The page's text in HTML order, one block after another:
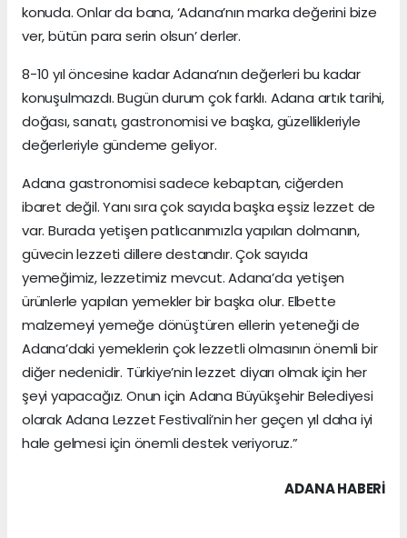
konuda. Onlar da bana, ‘Adana’nın marka değerini bize
ver, bütün para serin olsun’ derler.
8-10 yıl öncesine kadar Adana’nın değerleri bu kadar
konuşulmazdı. Bugün durum çok farklı. Adana artık tarihi,
doğası, sanatı, gastronomisi ve başka, güzellikleriyle
değerleriyle gündeme geliyor.
Adana gastronomisi sadece kebaptan, ciğerden
ibaret değil. Yanı sıra çok sayıda başka eşsiz lezzet de
var. Burada yetişen patlıcanımızla yapılan dolmanın,
güvecin lezzeti dillere destandır. Çok sayıda
yemeğimiz, lezzetimiz mevcut. Adana’da yetişen
ürünlerle yapılan yemekler bir başka olur. Elbette
malzemeyi yemeğe dönüştüren ellerin yeteneği de
Adana’daki yemeklerin çok lezzetli olmasının önemli bir
diğer nedenidir. Türkiye’nin lezzet diyarı olmak için her
şeyi yapacağız. Onun için Adana Büyükşehir Belediyesi
olarak Adana Lezzet Festivali’nin her geçen yıl daha iyi
hale gelmesi için önemli destek veriyoruz.”
ADANA HABERİ